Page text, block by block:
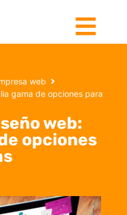
web
gama de opciones para
web:
opciones